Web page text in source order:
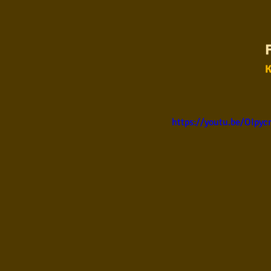
Brega
Pop Internacional
https://youtu.be/